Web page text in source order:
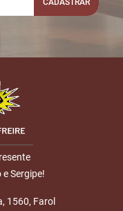
CADASTRAR
Sergipe!
1560, Farol